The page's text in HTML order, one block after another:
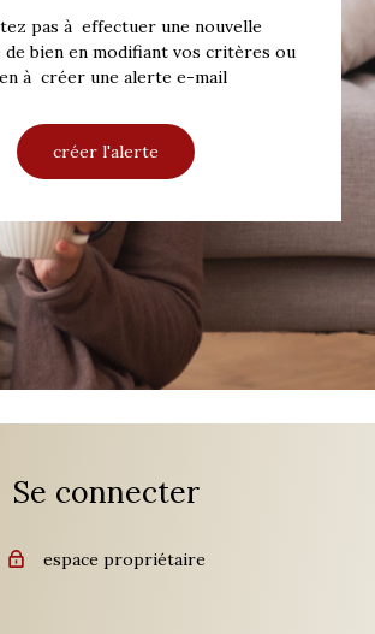
pas à effectuer une nouvelle
bien en modifiant vos critères ou
à créer une alerte e-mail
créer l'alerte
Se connecter
espace propriétaire